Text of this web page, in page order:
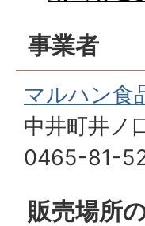
事業者
マルハン食
中井町井ノ
0465-81-
販売場所